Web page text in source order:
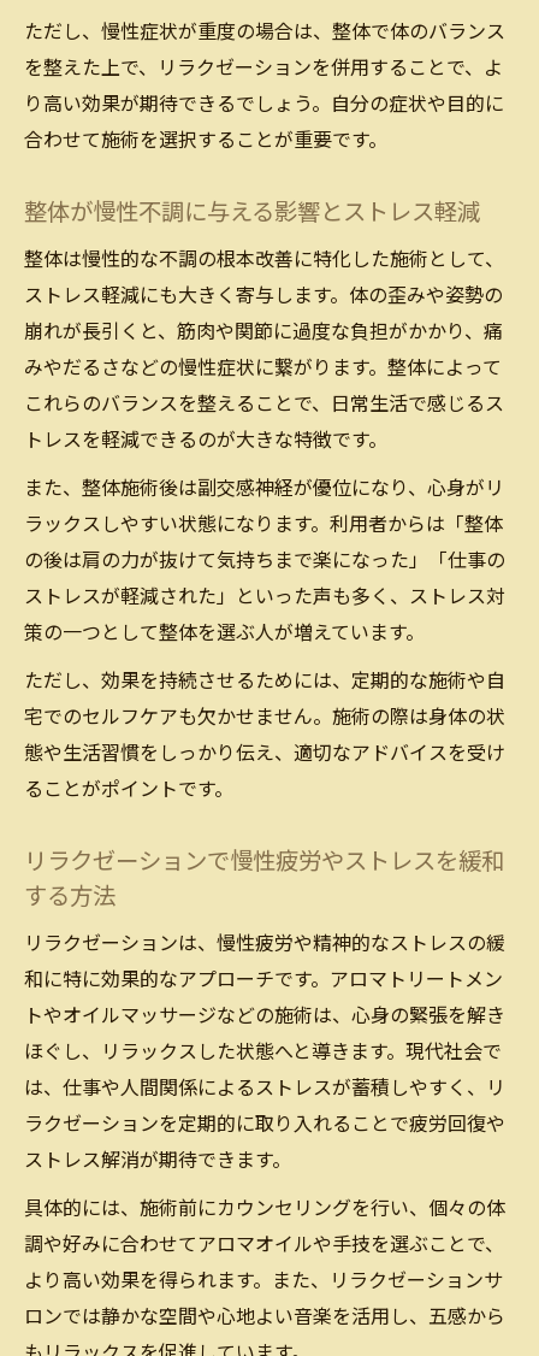
ただし、慢性症状が重度の場合は、整体で体のバランス
を整えた上で、リラクゼーションを併用することで、よ
り高い効果が期待できるでしょう。自分の症状や目的に
合わせて施術を選択することが重要です。
整体が慢性不調に与える影響とストレス軽減
整体は慢性的な不調の根本改善に特化した施術として、
ストレス軽減にも大きく寄与します。体の歪みや姿勢の
崩れが長引くと、筋肉や関節に過度な負担がかかり、痛
みやだるさなどの慢性症状に繋がります。整体によって
これらのバランスを整えることで、日常生活で感じるス
トレスを軽減できるのが大きな特徴です。
また、整体施術後は副交感神経が優位になり、心身がリ
ラックスしやすい状態になります。利用者からは「整体
の後は肩の力が抜けて気持ちまで楽になった」「仕事の
ストレスが軽減された」といった声も多く、ストレス対
策の一つとして整体を選ぶ人が増えています。
ただし、効果を持続させるためには、定期的な施術や自
宅でのセルフケアも欠かせません。施術の際は身体の状
態や生活習慣をしっかり伝え、適切なアドバイスを受け
ることがポイントです。
リラクゼーションで慢性疲労やストレスを緩和
する方法
リラクゼーションは、慢性疲労や精神的なストレスの緩
和に特に効果的なアプローチです。アロマトリートメン
トやオイルマッサージなどの施術は、心身の緊張を解き
ほぐし、リラックスした状態へと導きます。現代社会で
は、仕事や人間関係によるストレスが蓄積しやすく、リ
ラクゼーションを定期的に取り入れることで疲労回復や
ストレス解消が期待できます。
具体的には、施術前にカウンセリングを行い、個々の体
調や好みに合わせてアロマオイルや手技を選ぶことで、
より高い効果を得られます。また、リラクゼーションサ
ロンでは静かな空間や心地よい音楽を活用し、五感から